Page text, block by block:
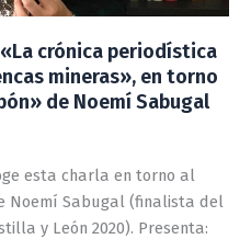
crónica periodística
mineras», en torno
de Noemí Sabugal
esta charla en torno al
Noemí Sabugal (finalista del
y León 2020). Presenta: